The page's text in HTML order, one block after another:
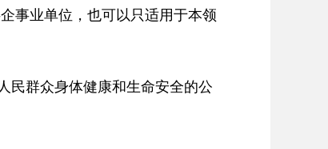
事业单位，也可以只适用于本领
民群众身体健康和生命安全的公